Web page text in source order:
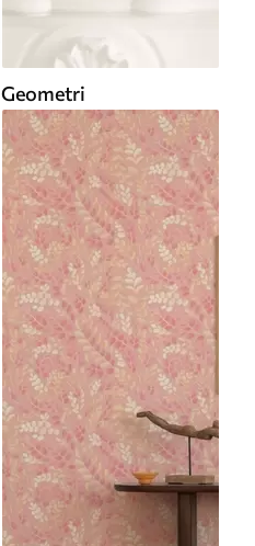
Geometri